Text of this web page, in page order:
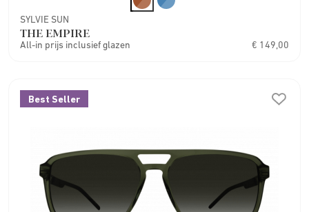
SYLVIE SUN
THE EMPIRE
All-in prijs inclusief glazen € 149,00
Best Seller